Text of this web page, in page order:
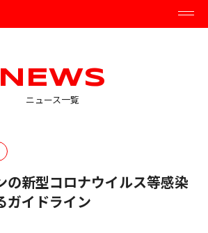
NEWS
ニュース一覧
の新型コロナウイルス等感染
ガイドライン